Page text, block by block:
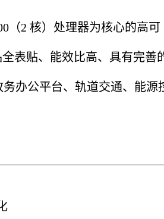
（2 核）处理器为核心的高
表贴、能效比高、具有完
办公平台、轨道交通、能源